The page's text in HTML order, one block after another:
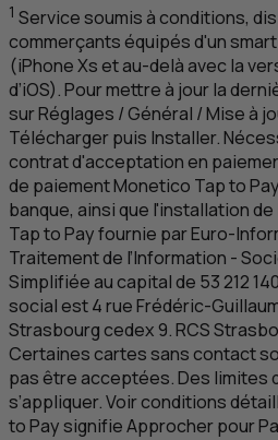
1 Service soumis à conditions,
commerçants équipés d'un
(iPhone Xs et au-delà avec la
d’iOS). Pour mettre à jour la
sur Réglages / Général / Mise à
Télécharger puis Installer.
contrat d'acceptation en
de paiement Monetico Tap to Pay
banque, ainsi que l'installation
Tap to Payfournie par Euro-
Traitement de l’Information -
Simplifiée au capital de 53 212
social est 4 rue Frédéric-
Strasbourg cedex9.RCS
Certaines cartes sans contact
pas être acceptées. Des limites
s’appliquer. Voir conditions
to Paysignifie Approcher pour